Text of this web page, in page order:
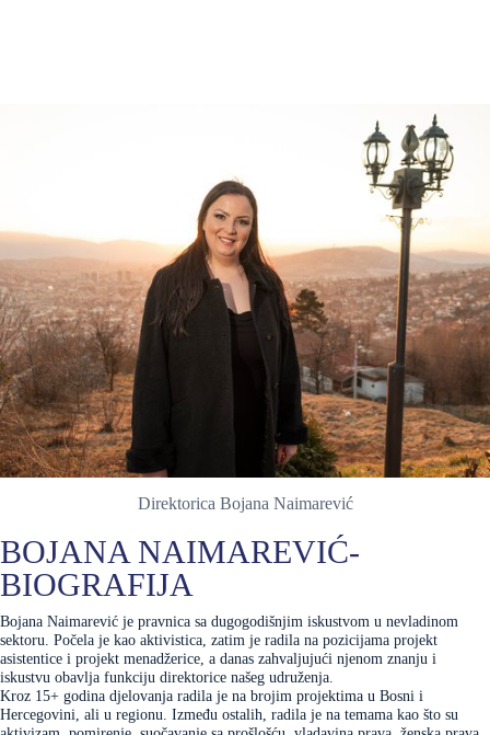
Direktorica Bojana Naimarević
BOJANA NAIMAREVIĆ-
BIOGRAFIJA
Bojana Naimarević je pravnica sa dugogodišnjim iskustvom u nevladinom
sektoru. Počela je kao aktivistica, zatim je radila na pozicijama projekt
asistentice i projekt menadžerice, a danas zahvaljujući njenom znanju i
iskustvu obavlja funkciju direktorice našeg udruženja.
Kroz 15+ godina djelovanja radila je na brojim projektima u Bosni i
Hercegovini, ali u regionu. Između ostalih, radila je na temama kao što su